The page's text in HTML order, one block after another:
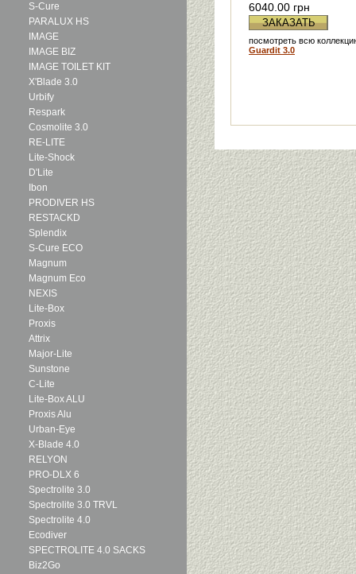
S-Cure
PARALUX HS
IMAGE
IMAGE BIZ
IMAGE TOILET KIT
X'Blade 3.0
Urbify
Respark
Cosmolite 3.0
RE-LITE
Lite-Shock
D'Lite
Ibon
PRODIVER HS
RESTACKD
Splendix
S-Cure ECO
Magnum
Magnum Eco
NEXIS
Lite-Box
Proxis
Attrix
Major-Lite
Sunstone
C-Lite
Lite-Box ALU
Proxis Alu
Urban-Eye
X-Blade 4.0
RELYON
PRO-DLX 6
Spectrolite 3.0
Spectrolite 3.0 TRVL
Spectrolite 4.0
Ecodiver
SPECTROLITE 4.0 SACKS
Biz2Go
6040.00 грн
ЗАКАЗАТЬ
посмотреть всю
Guardit 3.0